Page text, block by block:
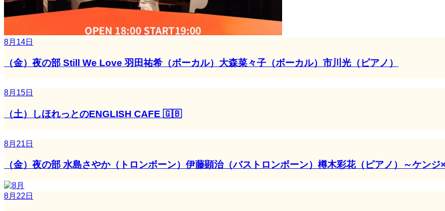
8月14日
（金）夜の部 Still We Love 羽田祐希（ボーカル）大森菜々子（ボーカル）市川光（ピアノ）
8月15日
（土）しほれっとのENGLISH CAFE 🇬🇧
8月21日
（金）夜の部 水島さやか（トロンボーン）伊藤顕治（バストロンボーン）樽木彩花（ピアノ）～ケンジ
8月22日